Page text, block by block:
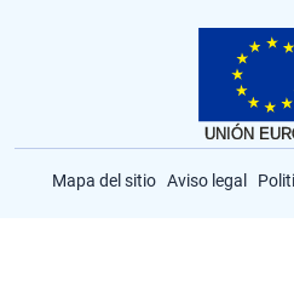
Mapa del sitio Aviso legal